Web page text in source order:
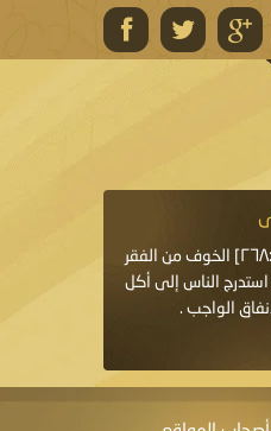
﴿الشيطان يعِدُكم الفقر﴾[البقرة:٢٦٨] الخوف من الفقر
الناس إلى أكل
الواجب .